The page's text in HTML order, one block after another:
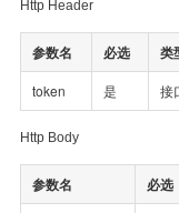
Http Header
参数名 必选 类
token 是 接
Http Body
参数名 必选